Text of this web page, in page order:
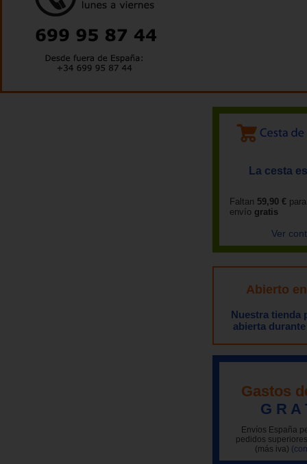
La cesta
Faltan 59,90 €
envío gratis
Ver
Abierto
Nuestra tienda
abierta
Gastos
G R A
Envíos España
pedidos
(más iva)